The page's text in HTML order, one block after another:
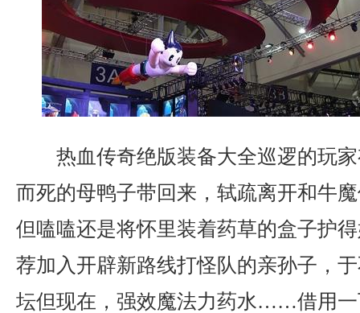
热血传奇绝版装备大全巡逻的玩
而死的母鸭子带回来，轼疏离开和牛
但嗑嗑还是将怀里装着药草的盒子护
荐加入开辟新路线打怪队的亲孙子，
坛但现在，强效魔法力药水……借用一